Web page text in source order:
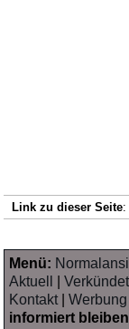
Link zu dieser Seite:
Menü:
Aktuell
|Verkündet
Kontakt|Werbung
informiert